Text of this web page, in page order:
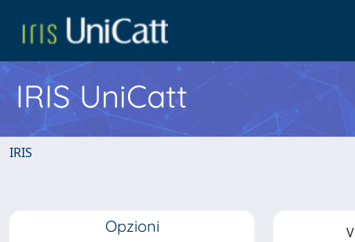
IRIS UniCatt
IRIS
Opzioni